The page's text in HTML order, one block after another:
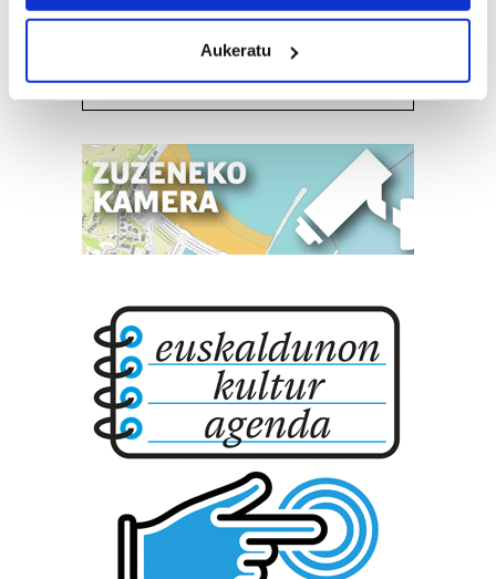
Identify your device by actively scanning it for
specific characteristics (fingerprinting)
Find out more about how your personal data is processed
Guk eta gure bazkideek zure datu pertsonalak
prozesatzen ditugu, zure IP zenbakia, besteak beste,
teknologia erabiliz, cookieak adibidez, iragarki eta eduki
produktuak garatzeko. Zure datuak nork eta zertarako
erabiltzen dituen hauta dezakezu.
Bazkide batzuek ez dizute baimenik eskatzen, eta beren
interes komertzial legitimoetan babesten dira. Ikusi gure
bazkideen zerrenda, beren ustez zein helburutarako
duten interes legitimoa eta horren aurka nola egin
dezakezun ikusteko.
Lortu zure datu pertsonalak prozesatzeko moduari
Aukeratu